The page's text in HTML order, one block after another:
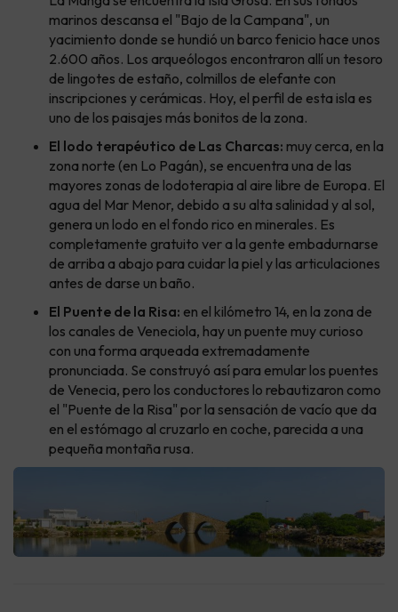
marinos descansa el "Bajo de la Campana", un
yacimiento donde se hundió un barco fenicio hace unos
2.600 años. Los arqueólogos encontraron allí un tesoro
de lingotes de estaño, colmillos de elefante con
inscripciones y cerámicas. Hoy, el perfil de esta isla es
uno de los paisajes más bonitos de la zona.
El lodo terapéutico de Las Charcas: muy cerca, en la
zona norte (en Lo Pagán), se encuentra una de las
mayores zonas de lodoterapia al aire libre de Europa. El
agua del Mar Menor, debido a su alta salinidad y al sol,
genera un lodo en el fondo rico en minerales. Es
completamente gratuito ver a la gente embadurnarse
de arriba a abajo para cuidar la piel y las articulaciones
antes de darse un baño.
El Puente de la Risa: en el kilómetro 14, en la zona de
los canales de Veneciola, hay un puente muy curioso
con una forma arqueada extremadamente
pronunciada. Se construyó así para emular los puentes
de Venecia, pero los conductores lo rebautizaron como
el "Puente de la Risa" por la sensación de vacío que da
en el estómago al cruzarlo en coche, parecida a una
pequeña montaña rusa.